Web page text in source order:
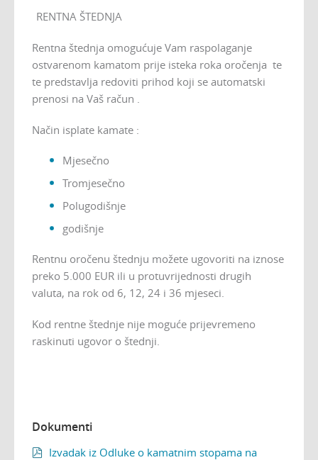
RENTNA ŠTEDNJA
Rentna štednja omogućuje Vam raspolaganje
ostvarenom kamatom prije isteka roka oročenja te
te predstavlja redoviti prihod koji se automatski
prenosi na Vaš račun .
Način isplate kamate :
Mjesečno
Tromjesečno
Polugodišnje
godišnje
Rentnu oročenu štednju možete ugovoriti na iznose
preko 5.000 EUR ili u protuvrijednosti drugih
valuta, na rok od 6, 12, 24 i 36 mjeseci.
Kod rentne štednje nije moguće prijevremeno
raskinuti ugovor o štednji.
Dokumenti

Izvadak iz Odluke o kamatnim stopama na